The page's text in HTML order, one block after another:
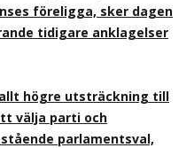
föreligga, sker dagen
tidigare anklagelser
allt högre utsträckning till
välja parti och
parlamentsval,